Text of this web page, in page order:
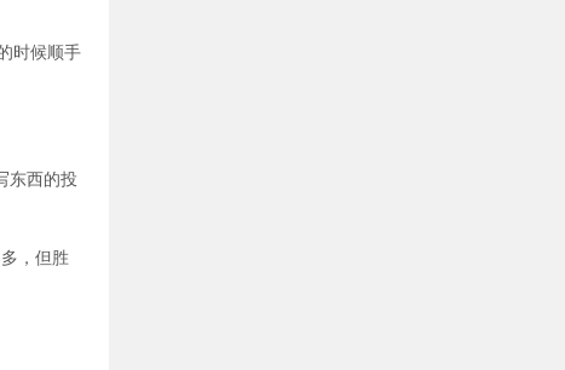
时候顺手
东西的投
，但胜